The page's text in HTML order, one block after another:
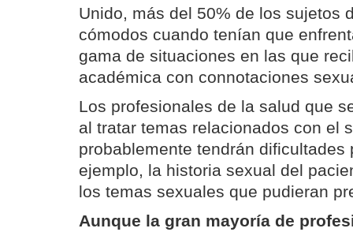
Unido, más del 50% de los sujetos
cómodos cuando tenían que
gama de situaciones en las que
académica con connotaciones
Los profesionales de la salud que
al tratar temas relacionados con el
probablemente tendrán dificultades
ejemplo, la historia sexual del
los temas sexuales que pudieran
Aunque la gran mayoría de